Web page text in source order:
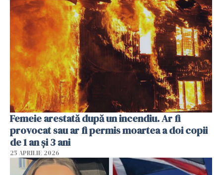
Femeie arestată după un incendiu. Ar fi
provocat sau ar fi permis moartea a doi copii
de 1 an și 3 ani
25 APRILIE 2026